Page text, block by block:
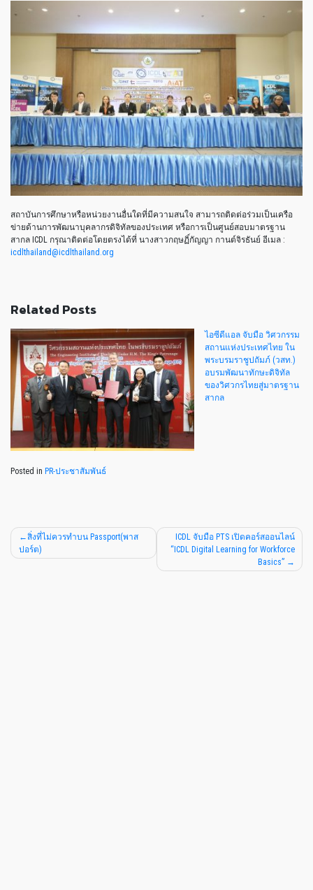
สถาบันการศึกษาหรือหน่วยงานอื่นใดที่มีความสนใจ สามารถติดต่อร่วมเป็นเครือ
ข่ายด้านการพัฒนาบุคลากรดิจิทัลของประเทศ หรือการเป็นศูนย์สอบมาตรฐาน
สากล ICDL กรุณาติดต่อโดยตรงได้ที่ นางสาวกฤษฏิ์กัญญา กานต์จิรธันย์ อีเมล :
icdlthailand@icdlthailand.org
Related Posts
ไอซีดีแอล จับมือ วิศวกรรม
สถานแห่งประเทศไทย ใน
พระบรมราชูปถัมภ์ (วสท.)
อบรมพัฒนาทักษะดิจิทัล
ของวิศวกรไทยสู่มาตรฐาน
สากล
Posted in PR-ประชาสัมพันธ์
สิ่งที่ไม่ควรทำบน Passport(พาส
ปอร์ต)
ICDL จับมือ PTS เปิดคอร์สออนไลน์
“ICDL Digital Learning for Workforce
Basics”